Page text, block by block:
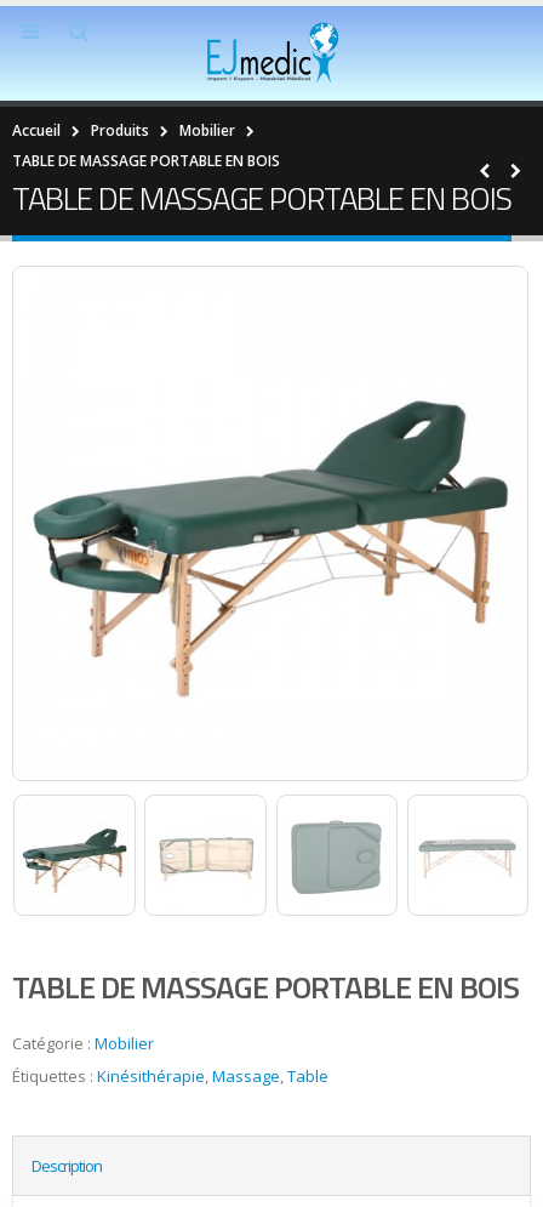
Accueil Produits
Mobilier
TABLE DE MASSAGE PORTABLE EN BOIS
TABLE DE MASSAGE PORTABLE EN BOIS
TABLE DE MASSAGE PORTABLE EN BOIS
Catégorie : Mobilier
Étiquettes : Kinésithérapie Massage Table
Description